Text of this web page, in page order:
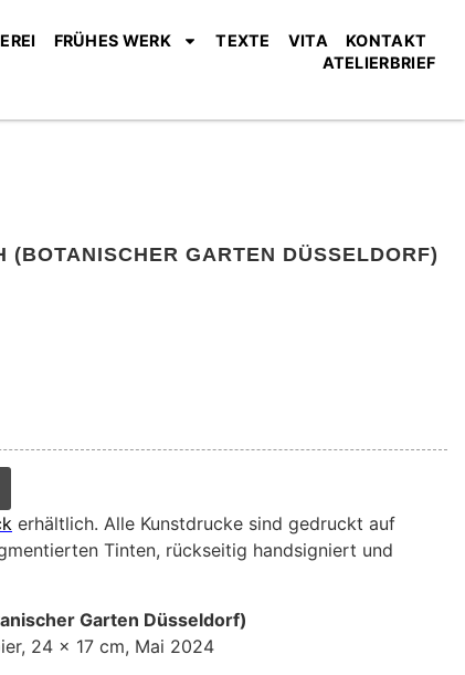
FRÜHES WERK TEXTE VITA
KONTAKT
ATELIERBRIEF
(BOTANISCHER GARTEN DÜSSELDORF)
erhältlich. Alle Kunstdrucke sind gedruckt auf
Tinten, rückseitig handsigniert und
Garten Düsseldorf)
24 x 17 cm, Mai 2024